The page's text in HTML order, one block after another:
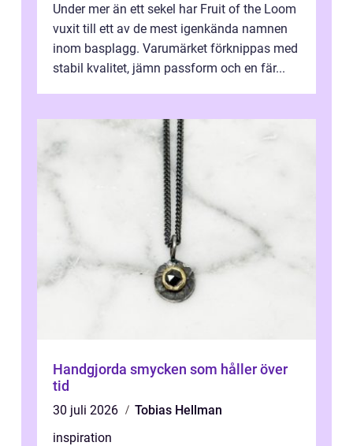
Under mer än ett sekel har Fruit of the Loom
vuxit till ett av de mest igenkända namnen
inom basplagg. Varumärket förknippas med
stabil kvalitet, jämn passform och en fär...
Handgjorda smycken som håller över
tid
30 juli 2026
Tobias Hellman
inspiration